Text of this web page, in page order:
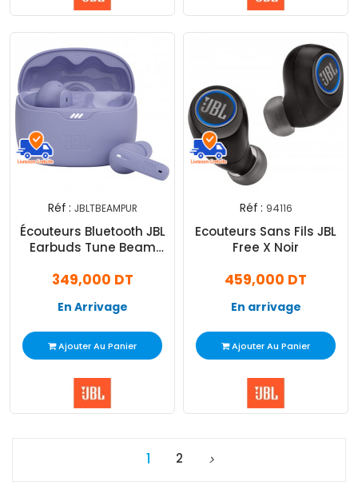
Réf : JBLTBEAMPUR
Écouteurs Bluetooth JBL
Earbuds Tune Beam
349,000 DT
En Arrivage
Ajouter Au Panier
Réf : 94116
Ecouteurs Sans Fils JBL
Free X Noir
459,000 DT
En arrivage
Ajouter Au Panier
1 2